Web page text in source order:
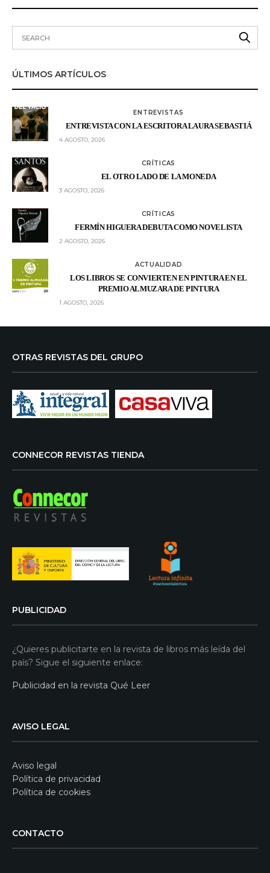
ÚLTIMOS ARTÍCULOS
ENTREVISTAS
ENTREVISTA CON LA ESCRITORA LAURA SEBASTIÁ
4 AGOSTO, 2026
CRÍTICAS
EL OTRO LADO DE LA MONEDA
3 AGOSTO, 2026
CRÍTICAS
FERMÍN HIGUERA DEBUTA COMO NOVELISTA
2 AGOSTO, 2026
ACTUALIDAD
LOS LIBROS SE CONVIERTEN EN PINTURA EN EL
PREMIO ALMUZARA DE PINTURA
1 AGOSTO, 2026
OTRAS REVISTAS DEL GRUPO
CONNECOR REVISTAS TIENDA
PUBLICIDAD
¿Quieres publicitarte en la revista de libros más leída del
país? Sigue el siguiente enlace:
Publicidad en la revista Qué Leer
AVISO LEGAL
Aviso legal
Política de privacidad
Política de cookies
CONTACTO